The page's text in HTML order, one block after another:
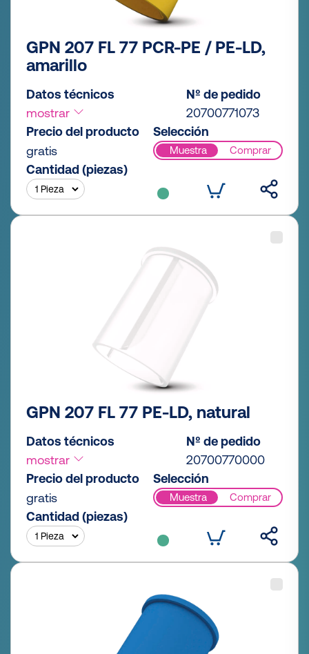
GPN 207 FL 77 PCR-PE / PE-LD,
amarillo
Datos técnicos
mostrar
Nº de pedido
20700771073
Precio del producto
gratis
Selección
Muestra Comprar
Cantidad (piezas)
GPN 207 FL 77 PE-LD, natural
Datos técnicos
mostrar
Nº de pedido
20700770000
Precio del producto
gratis
Selección
Muestra Comprar
Cantidad (piezas)